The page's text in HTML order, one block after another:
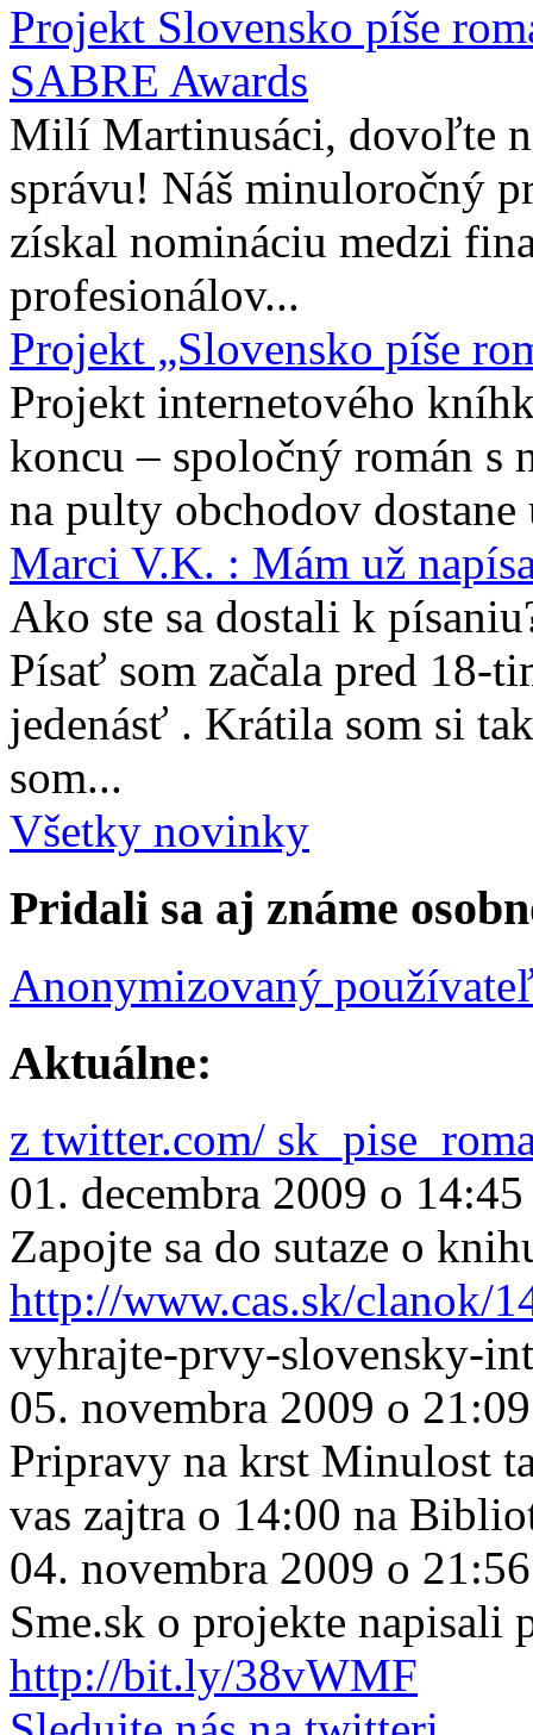
Projekt Slovensko píše
SABRE Awards
Milí Martinusáci, dovoľte
správu! Náš minuloročný
získal nomináciu medzi
profesionálov...
Projekt „Slovensko píše
Projekt internetového
koncu – spoločný román s
na pulty obchodov
Marci V.K. : Mám už
Ako ste sa dostali k
Písať som začala pred 18-
jedenásť . Krátila som si
som...
Všetky novinky
Pridali sa aj známe
Anonymizovaný
Aktuálne:
z twitter.com/
01. decembra 2009 o 14:45
Zapojte sa do sutaze o
http://www.cas.sk/clanok/
vyhrajte-prvy-slovensky-
05. novembra 2009 o 21:09
Pripravy na krst Minulost
vas zajtra o 14:00 na
04. novembra 2009 o 21:56
Sme.sk o projekte napisali
http://bit.ly/38vWMF